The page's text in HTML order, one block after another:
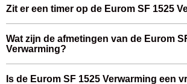
Zit er een timer op de Eurom SF 1525
Wat zijn de afmetingen van de Eurom
Verwarming?
Is de Eurom SF 1525 Verwarming een